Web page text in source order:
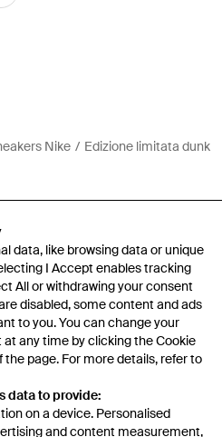
data, like browsing data or unique
I Accept enables tracking
All or withdrawing your consent
disabled, some content and ads
to you. You can change your
any time by clicking the Cookie
page. For more details, refer to
data to provide:
on a device. Personalised
and content measurement,
Nike
Edizione limitata dunk